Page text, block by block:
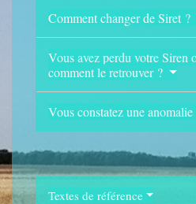
Comment changer de Siret ?
Vous avez perdu votre Siren
comment le retrouver ?
Vous constatez une
Textes de référence